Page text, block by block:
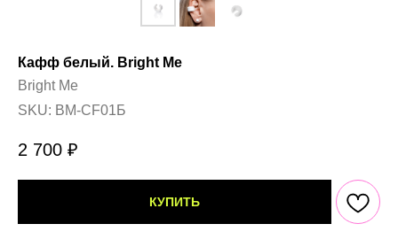
Кафф белый. Bright Me
Bright Me
SKU: BM-CF01Б
2 700 ₽
КУПИТЬ